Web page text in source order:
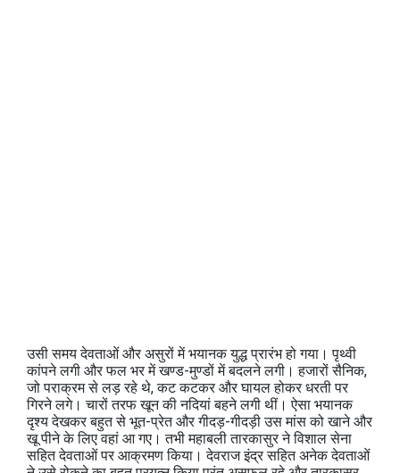
उसी समय देवताओं और असुरों में भयानक युद्ध प्रारंभ हो गया। पृथ्वी
कांपने लगी और फल भर में खण्ड-मुण्डों में बदलने लगी। हजारों सैनिक,
जो पराक्रम से लड़ रहे थे, कट कटकर और घायल होकर धरती पर
गिरने लगे। चारों तरफ खून की नदियां बहने लगी थीं। ऐसा भयानक
दृश्य देखकर बहुत से भूत-प्रेत और गीदड़-गीदड़ी उस मांस को खाने और
खू पीने के लिए वहां आ गए। तभी महाबली तारकासुर ने विशाल सेना
सहित देवताओं पर आक्रमण किया। देवराज इंद्र सहित अनेक देवताओं